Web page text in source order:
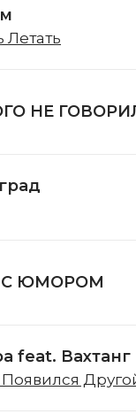
Летать
НЕ
С ЮМОРОМ
feat. Вахтанг